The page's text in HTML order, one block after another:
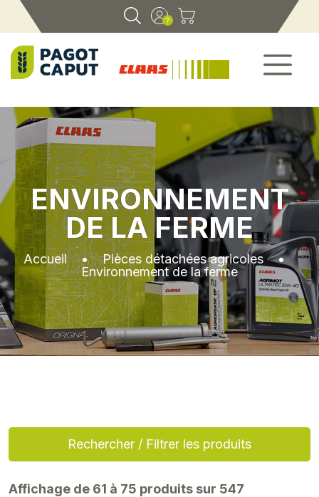
ENVIRONNEMENT
DE LA FERME
Accueil•Pièces détachées agricoles •
Environnement de la ferme
Rechercher / Filtrer les produits
Affichage de 61 à 75 produits sur 547